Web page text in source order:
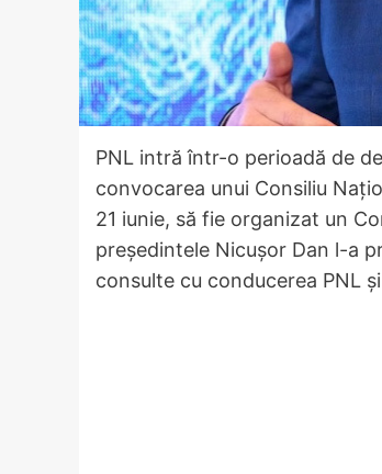
PNL intră într-o perioadă de
convocarea unui Consiliu
21 iunie, să fie organizat un
președintele Nicușor Dan l-a
consulte cu conducerea PNL